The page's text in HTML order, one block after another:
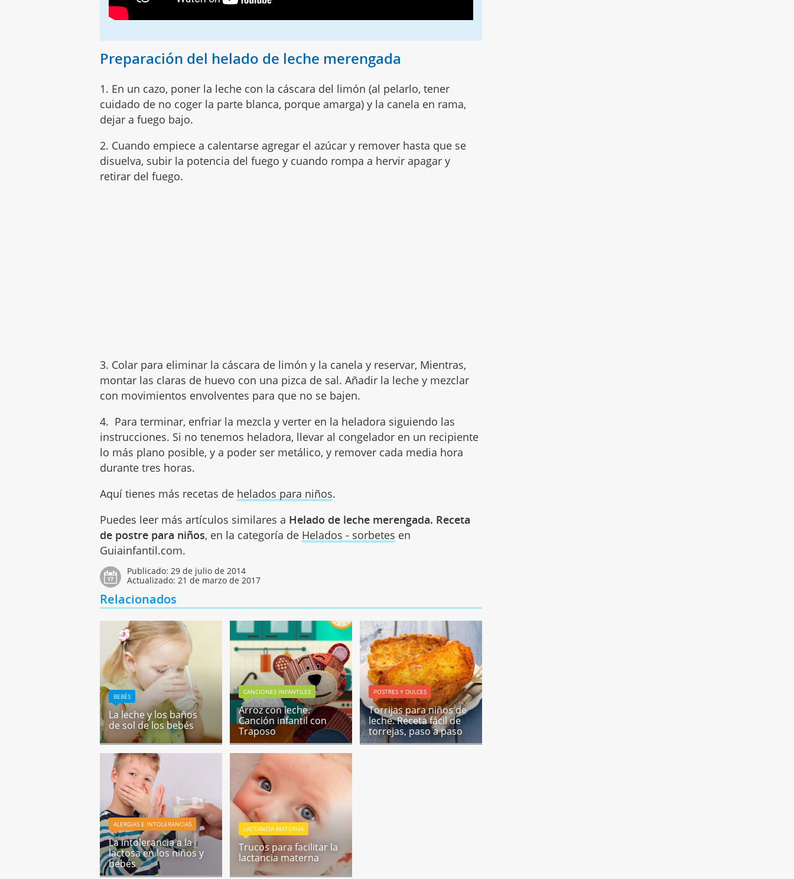
Preparación del helado de leche merengada
1. En un cazo, poner la leche con la cáscara del limón (al pelarlo, tener
cuidado de no coger la parte blanca, porque amarga) y la canela en rama,
dejar a fuego bajo.
2. Cuando empiece a calentarse agregar el azúcar y remover hasta que se
disuelva, subir la potencia del fuego y cuando rompa a hervir apagar y
retirar del fuego.
3. Colar para eliminar la cáscara de limón y la canela y reservar, Mientras,
montar las claras de huevo con una pizca de sal. Añadir la leche y mezclar
con movimientos envolventes para que no se bajen.
4. Para terminar, enfriar la mezcla y verter en la heladora siguiendo las
instrucciones. Si no tenemos heladora, llevar al congelador en un recipiente
lo más plano posible, y a poder ser metálico, y remover cada media hora
durante tres horas.
Aquí tienes más recetas de helados para niños.
Puedes leer más artículos similares a Helado de leche merengada. Receta
de postre para niños, en la categoría de Helados - sorbetes en
Guiainfantil.com.
Publicado: 29 de julio de 2014
Actualizado: 21 de marzo de 2017
Relacionados
BEBÉS
La leche y los baños
de sol de los bebés
CANCIONES INFANTILES
Arroz con leche.
Canción infantil con
Traposo
POSTRES Y DULCES
Torrijas para niños de
leche. Receta fácil de
torrejas, paso a paso
ALERGIAS E INTOLERANCIAS
La intolerancia a la
lactosa en los niños y
bebés
LACTANCIA MATERNA
Trucos para facilitar la
lactancia materna